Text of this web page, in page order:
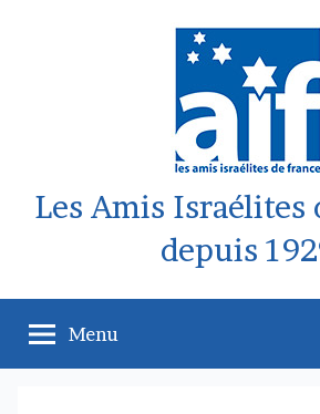
Les Amis Israélites
depuis
Menu